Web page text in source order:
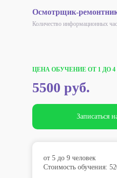
Осмотрщик-
Количество информационных
Записаться
ЦЕНА ОБУЧЕНИЕ ОТ 1 ДО
5500 руб.
от 5 до 9 человек
Стоимость обучения: